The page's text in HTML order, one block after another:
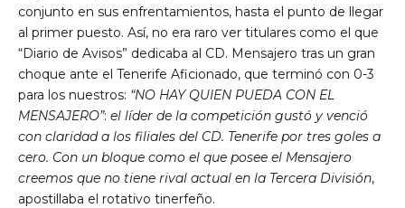
conjunto en sus enfrentamientos, hasta el punto de llegar
al primer puesto. Así, no era raro ver titulares como el que
“Diario de Avisos” dedicaba al CD. Mensajero tras un gran
choque ante el Tenerife Aficionado, que terminó con 0-3
para los nuestros: “NO HAY QUIEN PUEDA CON EL
MENSAJERO”: el líder de la competición gustó y venció
con claridad a los filiales del CD. Tenerife por tres goles a
cero. Con un bloque como el que posee el Mensajero
creemos que no tiene rival actual en la Tercera División,
apostillaba el rotativo tinerfeño.